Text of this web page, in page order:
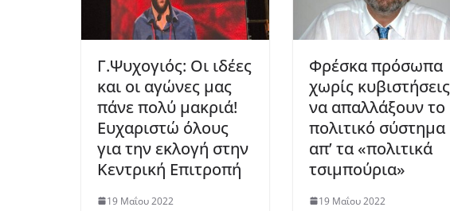
Γ.Ψυχογιός: Οι ιδέες
και οι αγώνες μας
πάνε πολύ μακριά!
Ευχαριστώ όλους
για την εκλογή στην
Κεντρική Επιτροπή
19 Μαΐου 2022
Φρέσκα πρόσωπα
χωρίς κυβιστήσεις
να απαλλάξουν το
πολιτικό σύστημα
απ’ τα «πολιτικά
τσιμπούρια»
19 Μαΐου 2022